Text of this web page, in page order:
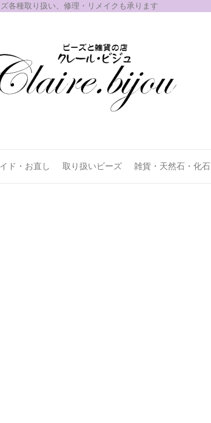
各種取り扱い、修理・リメイクも承ります
ド・お直し 取り扱いビーズ 雑貨・天然石・化石